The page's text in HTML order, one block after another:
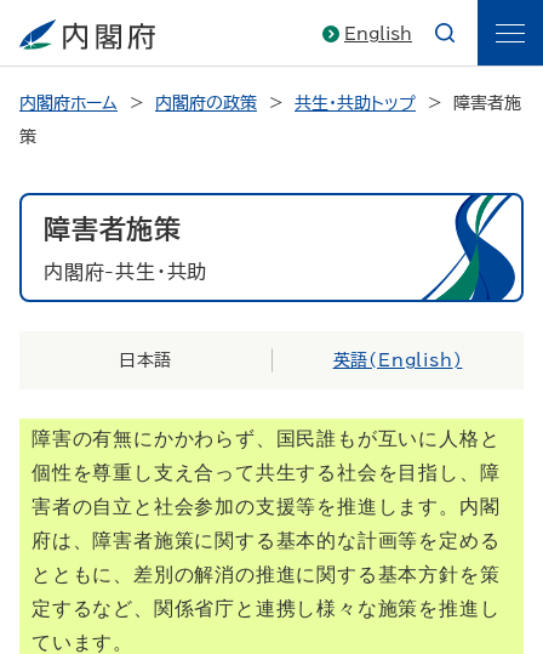
English
内閣府ホーム 内閣府の政策 共生・共助トップ
障害者施
策
障害者施策
内閣府-共生・共助
日本語 英語( English )
障害の有無にかかわらず、国民誰もが互いに人格と
個性を尊重し支え合って共生する社会を目指し、障
害者の自立と社会参加の支援等を推進します。内閣
府は、障害者施策に関する基本的な計画等を定める
とともに、差別の解消の推進に関する基本方針を策
定するなど、関係省庁と連携し様々な施策を推進し
ています。